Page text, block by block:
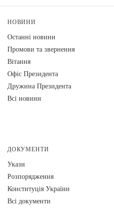
НОВИНИ
Останні новини
Промови та звернення
Вiтання
Офіс Президента
Дружина Президента
Всі новини
ДОКУМЕНТИ
Укази
Розпорядження
Конституція України
Всі документи